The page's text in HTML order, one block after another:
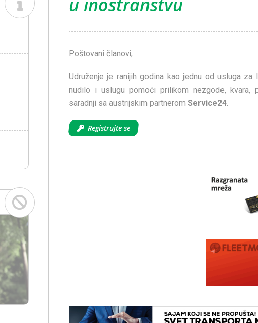
Poštovani članovi,
Udruženje je ranijih godina kao jednu od usluga za
nudilo i uslugu pomoći prilikom nezgode, kvara,
saradnji sa austrijskim partnerom Service24.
Registrujte se